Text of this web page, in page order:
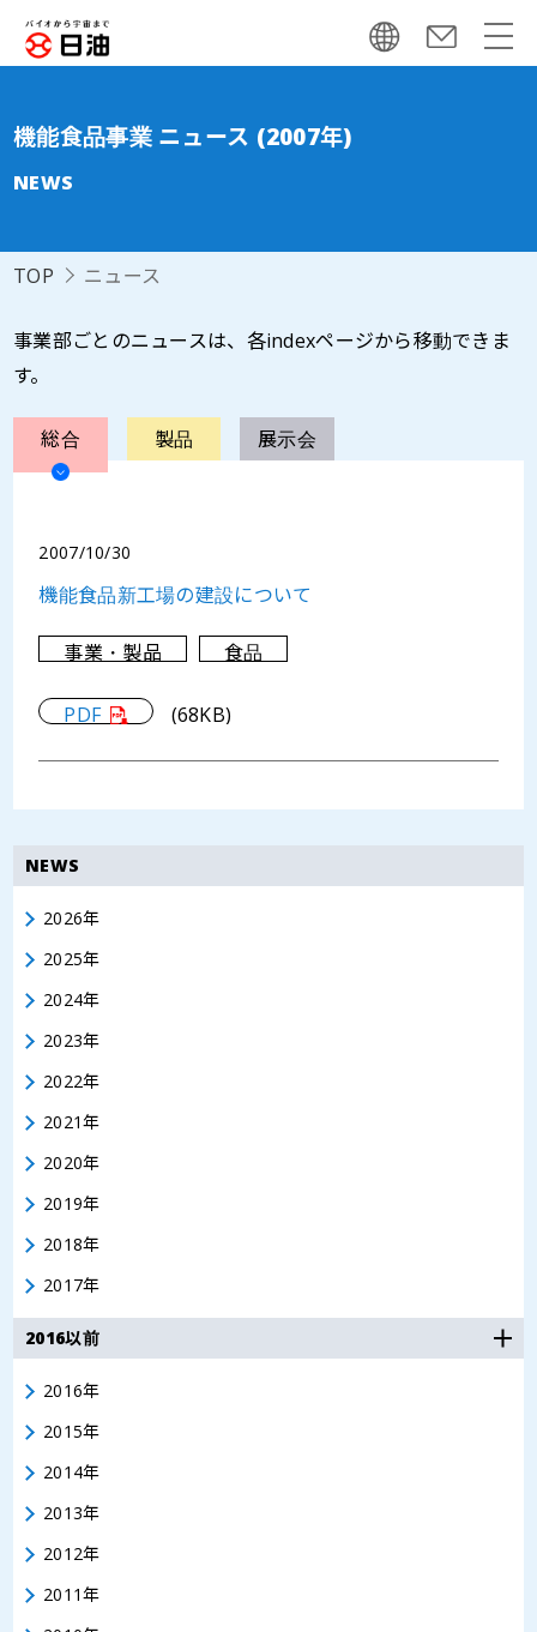
機能食品事業 ニュース (2007年)
NEWS
TOP ニュース
事業部ごとのニュースは、各indexページから移動できま
す。
総合 製品 展示会
2007/10/30
機能食品新工場の建設について
事業・製品 食品
PDF (68KB)
NEWS
2026年
2025年
2024年
2023年
2022年
2021年
2020年
2019年
2018年
2017年
2016以前
2016年
2015年
2014年
2013年
2012年
2011年